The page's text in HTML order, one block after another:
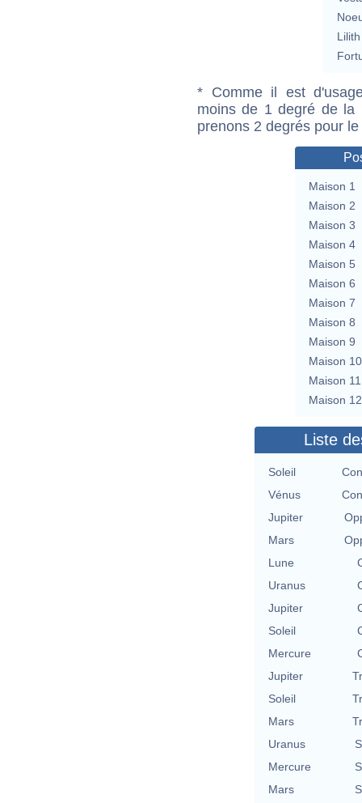
Lilith
* Comme il est
moins de 1 degré de la
prenons 2 degrés pour
Maison 1
Maison 2
Maison 3
Maison 4
Maison 5
Maison 6
Maison 7
Maison 8
Maison 9
Maison 10
Maison 11
Maison 12
Liste
Soleil
Vénus
Jupiter
Mars
Lune
Uranus
Jupiter
Soleil
Mercure
Jupiter
Soleil
Mars
Uranus
Mercure
Mars